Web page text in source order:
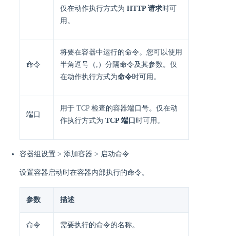
仅在动作执行方式为 HTTP 请求时可
用。
命令
将要在容器中运行的命令。您可以使用
半角逗号（,）分隔命令及其参数。仅
在动作执行方式为命令时可用。
端口
用于 TCP 检查的容器端口号。仅在动
作执行方式为 TCP 端口 时可用。
容器组设置 > 添加容器 > 启动命令
设置容器启动时在容器内部执行的命令。
参数 描述
命令 需要执行的命令的名称。